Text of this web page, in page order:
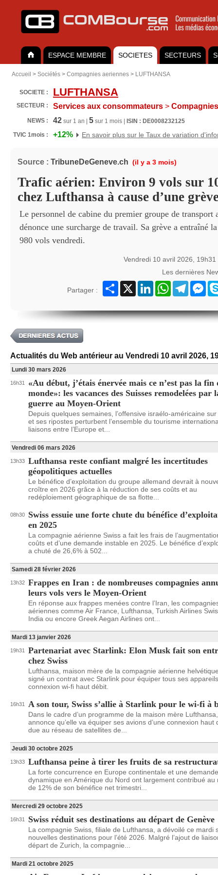
ESPACE MEMBRE SOCIETES SECTEURS
Accueil > Sociétés > Compagnies aeriennes > LUFTHANSA
SOCIETE : LUFTHANSA
SECTEUR : Services aux consommateurs >
NEWS : 42 sur 1 an | 5 sur 1 mois |
ISIN : DE0008232125
TVIC 1mois :
+12% En savoir plus sur le Taux de variation
Source : TribuneDeGeneve.ch (il y a 3 mois)
Trafic aérien: Environ 9 vols sur
chez Lufthansa à cause d’une
Le personnel de cabine du premier groupe de transport
dénonce une surcharge de travail. Sa grève a entraîné
980 vols vendredi.
Vendredi 10 avril 2026,
Les dernières
Partager :
Partager
X LinkedInWhatsAppTelegram
Actualités du Web antérieur au Vendredi 10 avril 2026,
Lundi 30 mars 2026
16h31
«Au début, j’étais énervée mais ce n’est pas la fin
monde»: les vacances des Suisses remodelées par
guerre au Moyen-Orient
Depuis quelques semaines, l’offensive israélo-américaine sur
et ses ripostes perturbent l’ensemble du tourisme
liaisons entre l’Europe et...
Vendredi 06 mars 2026
13h33 Lufthansa reste confiant malgré les incertitudes
géopolitiques actuelles
Le bénéfice d’exploitation du groupe allemand devrait à
croître en 2026 grâce à la réduction de ses coûts et au
redéploiement géographique de sa flotte...
08h30
Swiss essuie une forte chute du bénéfice
en 2025
La compagnie aérienne Swiss a fait les frais de
coûts et d’une demande instable en 2025. Le bénéfice
a chuté de 26,6% à 502...
Samedi 28 février 2026
13h32 Frappes en Iran : de nombreuses compagnies
leurs vols vers le Moyen-Orient
En réponse aux frappes menées contre l’Iran, les
aériennes comme Air France, Lufthansa, Turkish Airlines
India ou encore Greek Aegan Airlines ont...
Mardi 13 janvier 2026
19h31
Partenariat avec Starlink: Elon Musk fait son
chez Swiss
Lufthansa, maison mère de la compagnie aérienne
signé un contrat avec Starlink pour équiper tous ses
connexion wi-fi haut débit.
16h31 A son tour, Swiss s’allie à Starlink pour le wi-fi à
Dans le cadre d’un programme de la maison mère
annonce qu’elle va équiper ses avions d’une connexion haut
due au réseau de satellites de...
Jeudi 30 octobre 2025
13h33 Lufthansa peine à tirer les fruits de sa
La forte concurrence en Europe continentale et une
dynamique en Amérique du Nord ont largement contribué au
de 12% de son bénéfice net trimestri...
Mercredi 29 octobre 2025
16h31 Swiss réduit ses destinations au départ de Genève
La compagnie Swiss, filiale de Lufthansa, a dévoilé ce mardi
nouvelles destinations pour l’été 2026. Malgré l’ajout de
départ de Zurich, la compagnie...
Mardi 21 octobre 2025